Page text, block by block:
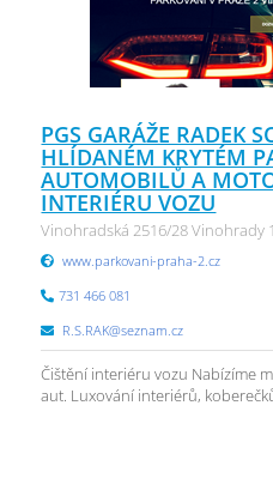
PGS GARÁŽE RADEK
HLÍDANÉM KRYTÉM
AUTOMOBILŮ A
INTERIÉRU VOZU
Vinohradská 2516/28 Vinohrady
www.parkovani-praha-2.cz
731 466 081
R.S.RAK@seznam.cz
Čištění interiéru vozu Nabízíme
aut. Luxování interiérů,